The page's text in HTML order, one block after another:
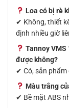
Loa có bị rè
✔ Không, thiết
định nhiều giờ
Tannoy
được không?
✔ Có, sản phẩm
Màu trắng
✔ Bề mặt ABS